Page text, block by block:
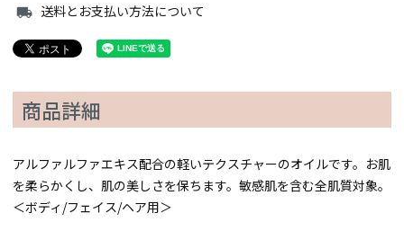
local_shipping 送料とお支払い方法について
商品詳細
アルファルファエキス配合の軽いテクスチャーのオイルです。お肌
を柔らかくし、肌の美しさを保ちます。敏感肌を含む全肌質対象。
＜ボディ/フェイス/ヘア用＞